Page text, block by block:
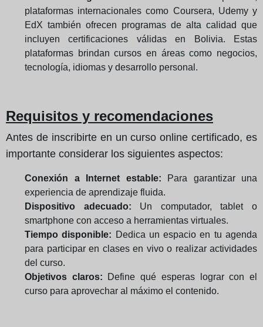
plataformas internacionales como Coursera, Udemy y
EdX también ofrecen programas de alta calidad que
incluyen certificaciones válidas en Bolivia. Estas
plataformas brindan cursos en áreas como negocios,
tecnología, idiomas y desarrollo personal.
Requisitos y recomendaciones
Antes de inscribirte en un curso online certificado, es
importante considerar los siguientes aspectos:
Conexión a Internet estable: Para garantizar una
experiencia de aprendizaje fluida.
Dispositivo adecuado: Un computador, tablet o
smartphone con acceso a herramientas virtuales.
Tiempo disponible: Dedica un espacio en tu agenda
para participar en clases en vivo o realizar actividades
del curso.
Objetivos claros: Define qué esperas lograr con el
curso para aprovechar al máximo el contenido.